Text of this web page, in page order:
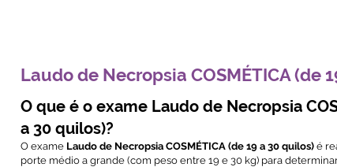
Laudo de Necropsia COSMÉTICA (de
O que é o exame Laudo de Necropsia
a 30 quilos)?
O exame Laudo de Necropsia COSMÉTICA (de 19 a 30 quilos) é
porte médio a grande (com peso entre 19 e 30 kg) para